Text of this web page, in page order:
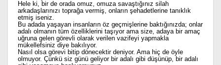
Hele ki, bir de orada omuz, omuza savaştığınız silah
arkadaşlarınızı toprağa vermiş, onların şehadetlerine tanıklık
etmiş iseniz.
Bu adada yaşayan insanların öz geçmişlerine baktığınızda; onlar
adalı olmanın tüm özelliklerini taşıyor ama size, adaya bir amaç
uğruna gelen görevli olarak verilen vazifeyi yapmakla
mükellefsiniz diye bakılıyor.
Nasıl olsa görevi bitip dönecektir deniyor. Ama hiç de öyle
olmuyor. Çünkü siz günü geliyor bir adalı gibi düşünüp, bir adalı